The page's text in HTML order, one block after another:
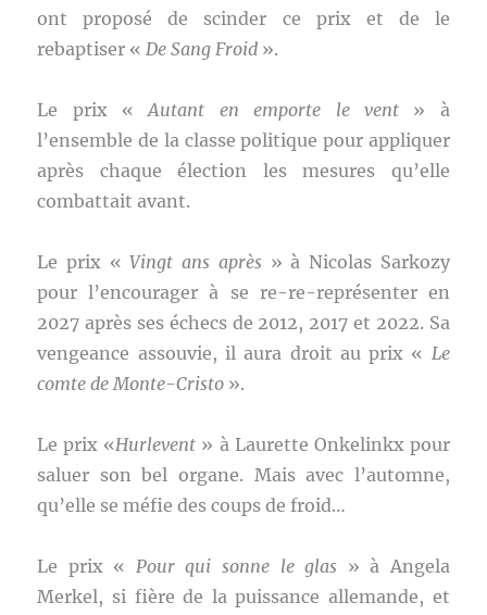
ont proposé de scinder ce prix et de le
rebaptiser «De Sang Froid ».
Le prix «Autant en emporte le vent» à
l’ensemble de la classe politique pour appliquer
après chaque élection les mesures qu’elle
combattait avant.
Le prix «Vingt ans après» à Nicolas Sarkozy
pour l’encourager à se re-re-représenter en
2027 après ses échecs de 2012, 2017 et 2022. Sa
vengeance assouvie, il aura droit au prix « Le
comte de Monte-Cristo ».
Le prix «Hurlevent » à Laurette Onkelinkx pour
saluer son bel organe. Mais avec l’automne,
qu’elle se méfie des coups de froid…
Le prix « Pour qui sonne le glas » à Angela
Merkel, si fière de la puissance allemande, et